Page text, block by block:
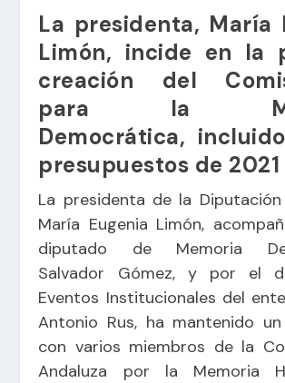
La presidenta, María
Limón, incide en la
creación del
para la
Democrática,
presupuestos de 2021
La presidenta de la Diputación
María Eugenia Limón,
diputado de Memoria
Salvador Gómez, y por el
Eventos Institucionales del
Antonio Rus, ha mantenido
con varios miembros de la
Andaluza por la Memoria